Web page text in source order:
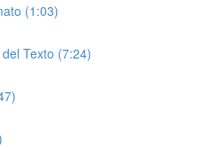
(1:03)
Texto (7:24)